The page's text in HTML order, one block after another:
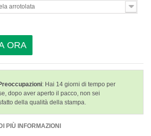
arrotolata
ORA
: Hai 14 giorni di tempo per
dopo aver aperto il pacco, non sei
della qualità della stampa.
PIÙ INFORMAZIONI